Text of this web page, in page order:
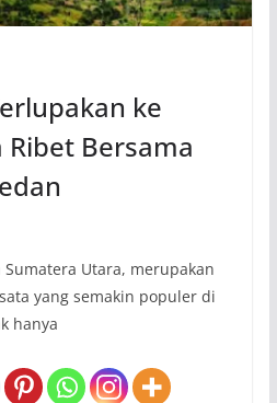
ke
Bersama
Utara, merupakan
yang semakin populer di
hanya